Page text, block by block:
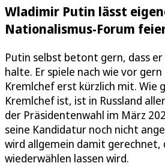
Wladimir Putin lässt
Nationalismus-Forum
Putin selbst betont gern, dass
halte. Er spiele nach wie vor
Kremlchef erst kürzlich mit. Wie
Kremlchef ist, ist in Russland
der Präsidentenwahl im März
seine Kandidatur noch nicht
wird allgemein damit gerechnet,
wiederwählen lassen wird.